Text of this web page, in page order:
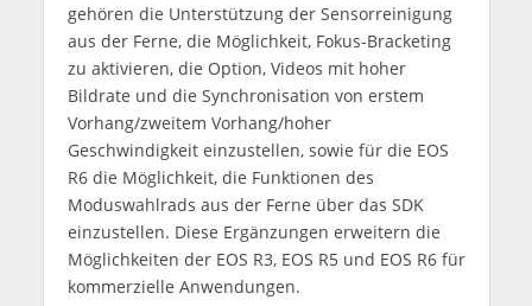
gehören die Unterstützung der Sensorreinigung
aus der Ferne, die Möglichkeit, Fokus-Bracketing
zu aktivieren, die Option, Videos mit hoher
Bildrate und die Synchronisation von erstem
Vorhang/zweitem Vorhang/hoher
Geschwindigkeit einzustellen, sowie für die EOS
R6 die Möglichkeit, die Funktionen des
Moduswahlrads aus der Ferne über das SDK
einzustellen. Diese Ergänzungen erweitern die
Möglichkeiten der EOS R3, EOS R5 und EOS R6 für
kommerzielle Anwendungen.